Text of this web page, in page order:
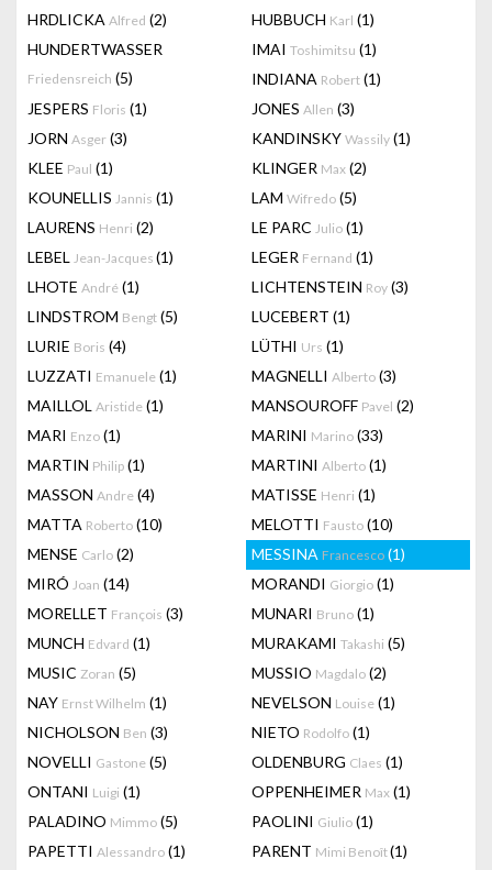
HRDLICKA Alfred (2) HUBBUCH Karl (1)
HUNDERTWASSER
Friedensreich (5)
IMAI Toshimitsu (1)
INDIANA Robert (1)
JESPERS Floris (1) JONES Allen (3)
JORN Asger (3) KANDINSKY Wassily (1)
KLEE Paul (1) KLINGER Max (2)
KOUNELLIS Jannis (1) LAM Wifredo (5)
LAURENS Henri (2) LE PARC Julio (1)
LEBEL Jean-Jacques (1) LEGER Fernand (1)
LHOTE André (1) LICHTENSTEIN Roy (3)
LINDSTROM Bengt (5) LUCEBERT (1)
LURIE Boris (4) LÜTHI Urs (1)
LUZZATI Emanuele (1) MAGNELLI Alberto (3)
MAILLOL Aristide (1) MANSOUROFF Pavel (2)
MARI Enzo (1) MARINI Marino (33)
MARTIN Philip (1) MARTINI Alberto (1)
MASSON Andre (4) MATISSE Henri (1)
MATTA Roberto (10) MELOTTI Fausto (10)
MENSE Carlo (2) MESSINA Francesco (1)
MIRÓ Joan (14) MORANDI Giorgio (1)
MORELLET François (3) MUNARI Bruno (1)
MUNCH Edvard (1) MURAKAMI Takashi (5)
MUSIC Zoran (5) MUSSIO Magdalo (2)
NAY Ernst Wilhelm (1) NEVELSON Louise (1)
NICHOLSON Ben (3) NIETO Rodolfo (1)
NOVELLI Gastone (5) OLDENBURG Claes (1)
ONTANI Luigi (1) OPPENHEIMER Max (1)
PALADINO Mimmo (5) PAOLINI Giulio (1)
PAPETTI Alessandro (1) PARENT Mimi Benoît(1)